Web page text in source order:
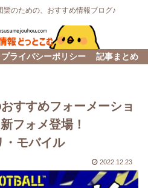
のための、おすすめ情報ブログ♪
プライバシーポリシー 記事まとめ
すすめフォーメーショ
フォメ登場！
モバイル
2022.12.23